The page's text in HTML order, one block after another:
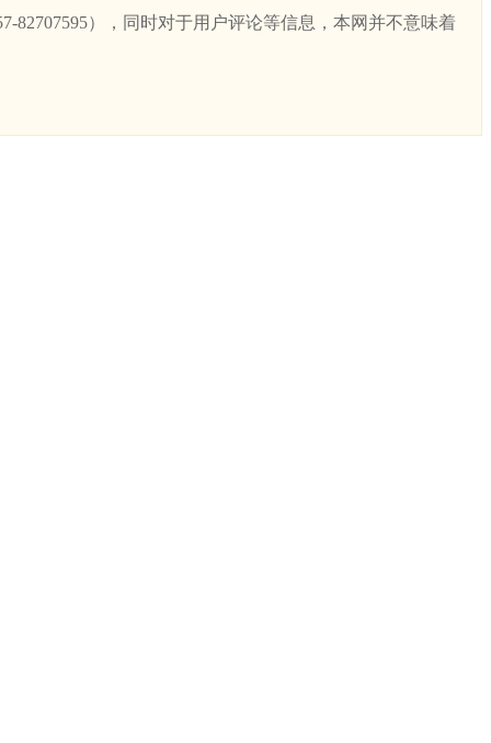
82707595），同时对于用户评论等信息，本网并不意味着